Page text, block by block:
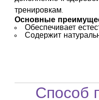
тренировкам.
Основные
Обеспечивает
Содержит
Способ